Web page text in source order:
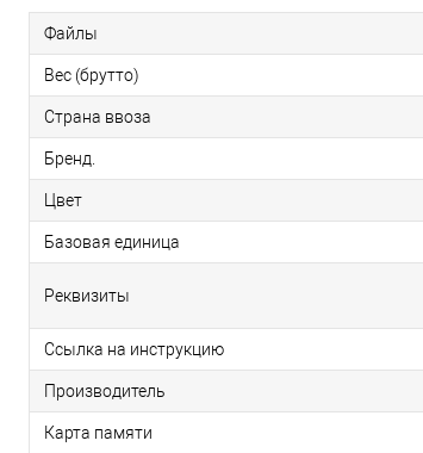
Файлы
Вес (брутто)
Страна ввоза
Бренд.
Цвет
Базовая единица
Реквизиты
Ссылка на инструкцию
Производитель
Карта памяти